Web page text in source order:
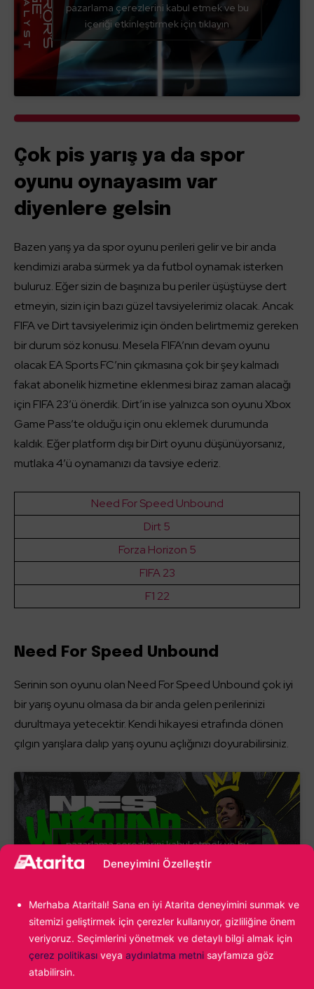
Deneyimini Özelleştir
Merhaba Ataritalı! Sana en iyi Atarita deneyimini sunmak ve
sitemizi geliştirmek için çerezler kullanıyor, gizliliğine önem
veriyoruz. Seçimlerini yönetmek ve detaylı bilgi almak için
çerez politikası veya aydınlatma metni sayfamıza göz
atabilirsin.
pazarlama çerezlerini kabul etmek ve bu
içeriği etkinleştirmek için tıklayın
Çok pis yarış ya da spor
oyunu oynayasım var
diyenlere gelsin
Bazen yarış ya da spor oyunu perileri gelir ve bir anda
kendimizi araba sürmek ya da futbol oynamak isterken
buluruz. Eğer sizin de başınıza bu periler üşüştüyse dert
etmeyin, sizin için bazı güzel tavsiyelerimiz olacak. Ancak
FIFA ve Dirt tavsiyelerimiz için önden belirtmemiz gereken
bir durum söz konusu. Mesela FIFA’nın devam oyunu
olacak EA Sports FC’nin çıkmasına çok bir şey kalmadı
fakat abonelik hizmetine eklenmesi biraz zaman alacağı
için FIFA 23’ü önerdik. Dirt’in ise yalnızca son oyunu Xbox
Game Pass’te olduğu için onu eklemek durumunda
kaldık. Eğer platform dışı bir Dirt oyunu düşünüyorsanız,
mutlaka 4’ü oynamanızı da tavsiye ederiz.
Need For Speed Unbound
Dirt 5
Forza Horizon 5
FIFA 23
F1 22
Need For Speed Unbound
Serinin son oyunu olan Need For Speed Unbound çok iyi
bir yarış oyunu olmasa da bir anda gelen perilerinizi
durultmaya yetecektir. Kendi hikayesi etrafında dönen
çılgın yarışlara dalıp yarış oyunu açlığınızı doyurabilirsiniz.
pazarlama çerezlerini kabul etmek ve bu
içeriği etkinleştirmek için tıklayın